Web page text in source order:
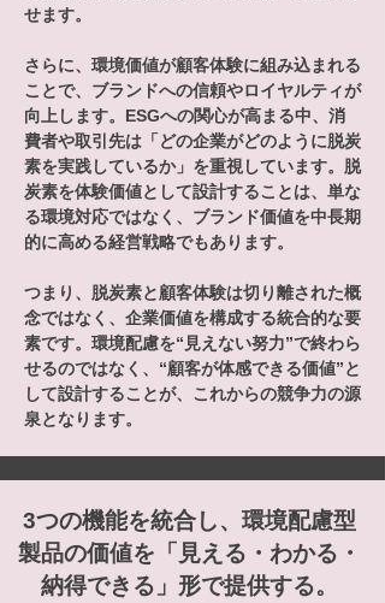
せます。
さらに、環境価値が顧客体験に組み込まれる
ことで、ブランドへの信頼やロイヤルティが
向上します。ESGへの関心が高まる中、消
費者や取引先は「どの企業がどのように脱炭
素を実践しているか」を重視しています。脱
炭素を体験価値として設計することは、単な
る環境対応ではなく、ブランド価値を中長期
的に高める経営戦略でもあります。
つまり、脱炭素と顧客体験は切り離された概
念ではなく、企業価値を構成する統合的な要
素です。環境配慮を“見えない努力”で終わら
せるのではなく、“顧客が体感できる価値”と
して設計することが、これからの競争力の源
泉となります。
3つの機能を統合し、環境配慮型
製品の価値を「見える・わかる・
納得できる」形で提供する。